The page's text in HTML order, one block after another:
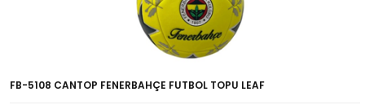
FB-5108 CANTOP FENERBAHÇE FUTBOL TOPU LEAF